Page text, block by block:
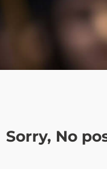
Sorry, No